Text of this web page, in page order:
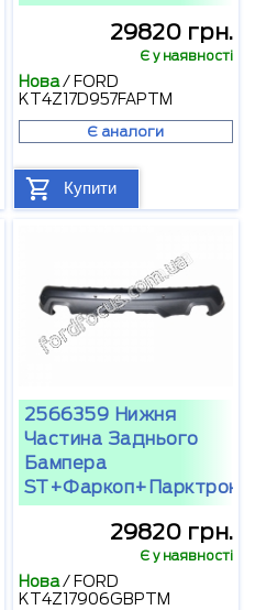
29820 грн.
Є у наявності
Нова/ FORD
KT4Z17D957FAPTM
Є аналоги
Купити
2566359 Нижня
Частина Заднього
Бампера
ST+фаркоп+парктронік
29820 грн.
Є у наявності
Нова/ FORD
KT4Z17906GBPTM